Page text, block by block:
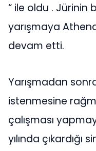
“ ile oldu . Jürinin
yarışmaya Athena
devam etti.
Yarışmadan
istenmesine
çalışması
yılında çıkardığı